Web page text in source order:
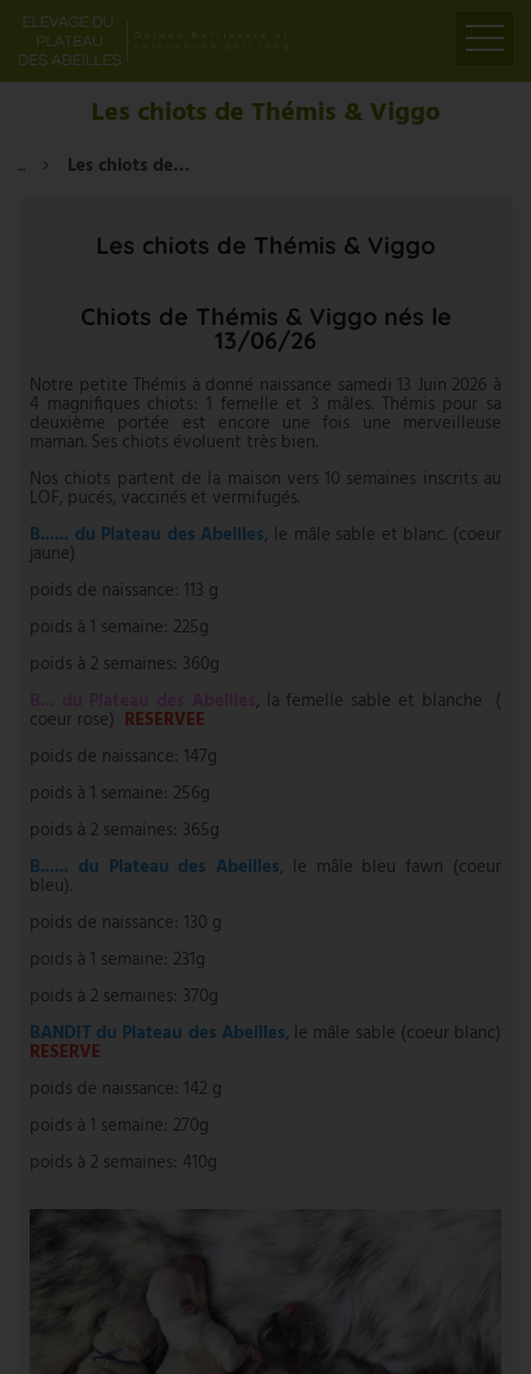
ACCUEIL
LIENS
PARTENAIRES
CONTACT
Les chiots de Thémis & Viggo
... Les chiots de Thémis & Viggo
Les chiots de Thémis & Viggo
Chiots de Thémis & Viggo nés le
13/06/26
Notre petite Thémis à donné naissance samedi 13 Juin 2026 à
4 magnifiques chiots: 1 femelle et 3 mâles. Thémis pour sa
deuxième portée est encore une fois une merveilleuse
maman. Ses chiots évoluent très bien.
Nos chiots partent de la maison vers 10 semaines inscrits au
LOF, pucés, vaccinés et vermifugés.
B...... du Plateau des Abeilles, le mâle sable et blanc. (coeur
jaune)
poids de naissance: 113 g
poids à 1 semaine: 225g
poids à 2 semaines: 360g
, la femelle sable et blanche (
coeur rose) RESERVEE
poids de naissance: 147g
poids à 1 semaine: 256g
poids à 2 semaines: 365g
B...... du Plateau des Abeilles, le mâle bleu fawn (coeur
bleu).
poids de naissance: 130 g
poids à 1 semaine: 231g
poids à 2 semaines: 370g
BANDIT du Plateau des Abeilles, le mâle sable (coeur blanc)
RESERVE
poids de naissance: 142 g
poids à 1 semaine: 270g
poids à 2 semaines: 410g